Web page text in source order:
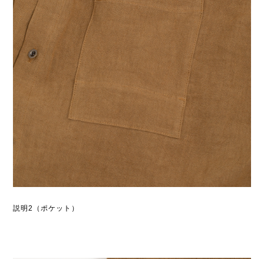
説明2（ポケット）